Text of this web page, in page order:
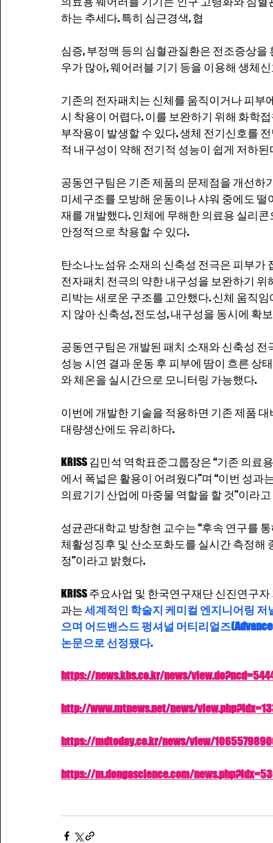
하는 추세다. 특히 심근경색, 협
심증, 부정맥 등의 심혈관질환은 전조증상
우가 많아, 웨어러블 기기 등을 이용해 생체
기존의 전자패치는 신체를 움직이거나 피부
시 착용이 어렵다. 이를 보완하기 위해 화학
부작용이 발생할 수 있다. 생체 전기신호를
적 내구성이 약해 전기적 성능이 쉽게 저하된
공동연구팀은 기존 제품의 문제점을 개선하
미세구조를 모방해 운동이나 샤워 중에도
재를 개발했다. 인체에 무해한 의료용 실리
안정적으로 착용할 수 있다.
탄소나노섬유 소재의 신축성 전극은 피부
전자패치 전극의 약한 내구성을 보완하기
리박는 새로운 구조를 고안했다. 신체 움직
지 않아 신축성, 전도성, 내구성을 동시에 확
공동연구팀은 개발된 패치 소재와 신축성
성능 시연 결과 운동 후 피부에 땀이 흐른 상
와 체온을 실시간으로 모니터링 가능했다.
이번에 개발한 기술을 적용하면 기존 제품
대량생산에도 유리하다.
KRISS 김민석 역학표준그룹장은 “기존 의료
에서 폭넓은 활용이 어려웠다”며 “이번 성
의료기기 산업에 마중물 역할을 할 것”이라
성균관대학교 방창현 교수는 “후속 연구를
체활성징후 및 산소포화도를 실시간 측정해
정”이라고 밝혔다.
KRISS 주요사업 및 한국연구재단 신진연구
과는 세계적인 학술지 케미컬 엔지니어링 저
으며 어드밴스드 펑셔널 머티리얼즈
논문으로 선정됐다.
https://news.kbs.co.kr/news/
http://www.mtnews.net/news/
https://mdtoday.co.kr/news/view/
https://m.dongascience.com/